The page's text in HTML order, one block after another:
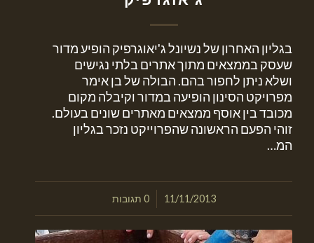
בגליון האחרון של נשיונל ג'יאוגרפיק הופיע מדור
שעסק בממצאים מתוך אתרים בלתי נגישים
ושלא ניתן לחפור בהם. הבולה של בן אימר
מפרויקט הסינון הופיעה במדור וקיבלה מקום
מכובד בין אוסף ממצאים מאתרים שונים בעולם.
זוהי הפעם הראשונה שהפרוייקט נזכר בגליון
המ…
11/11/2013
/ 0 תגובות